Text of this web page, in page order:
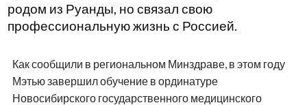
родом из Руанды, но связал свою
профессиональную жизнь с Россией.
Как сообщили в региональном Минздраве, в этом году
Мэтью завершил обучение в ординатуре
Новосибирского государственного медицинского